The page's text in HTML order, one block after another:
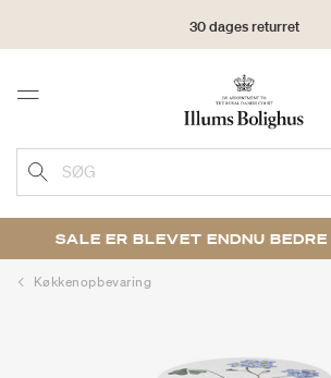
30 dages returret
Menu
SØG
SALE ER BLEVET ENDNU
Køkkenopbevaring